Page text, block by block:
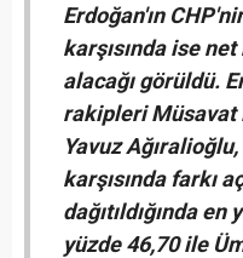
Erdoğan'ın
karşısında ise
alacağı görüldü.
rakipleri Müsavat
Yavuz
karşısında farkı
dağıtıldığında en
yüzde 46,70 ile